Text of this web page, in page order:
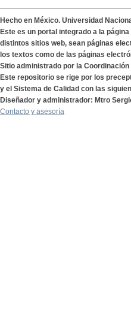
Hecho en México. Universidad
Este es un portal integrado a la
distintos sitios web, sean páginas
los textos como de las páginas
Sitio administrado por la
Este repositorio se rige por los
y el Sistema de Calidad con las
Diseñador y administrador: Mtro
Contacto y asesoría